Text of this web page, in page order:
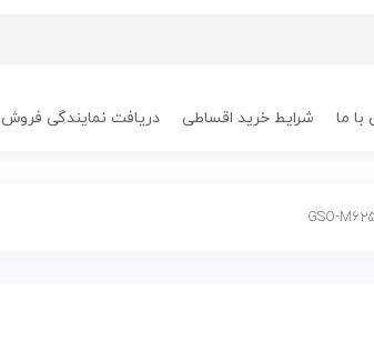
ما شرایط خرید اقساطی دریافت نمایندگی فروش